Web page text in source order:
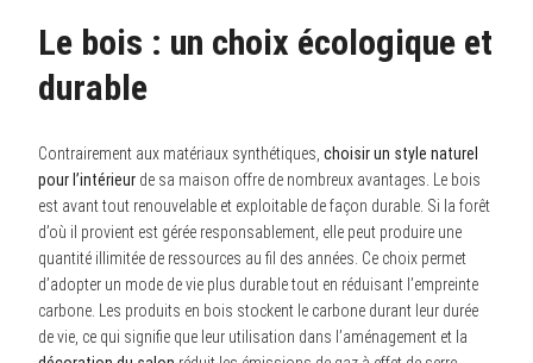
Le bois : un choix écologique et
durable
Contrairement aux matériaux synthétiques, choisir un style naturel
pour l’intérieur de sa maison offre de nombreux avantages. Le bois
est avant tout renouvelable et exploitable de façon durable. Si la forêt
d’où il provient est gérée responsablement, elle peut produire une
quantité illimitée de ressources au fil des années. Ce choix permet
d’adopter un mode de vie plus durable tout en réduisant l’empreinte
carbone. Les produits en bois stockent le carbone durant leur durée
de vie, ce qui signifie que leur utilisation dans l’aménagement et la